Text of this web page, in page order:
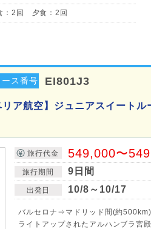
：2回 夕食：2回
ース番号 EI801J3
リア航空】ジュニアスイート
旅行代金 549,000〜
旅行期間 9日間
出発日 10/8～10/17
バルセロナ⇒マドリッド間(約
ライトアップされたアルハンブラ宮